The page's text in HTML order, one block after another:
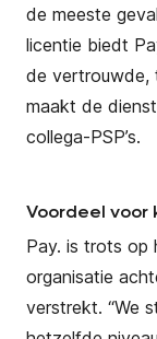
de meeste
licentie biedt
de vertrouwde,
maakt de
collega-PSP’s.
Voordeel voor
Pay. is trots op
organisatie
verstrekt. “We